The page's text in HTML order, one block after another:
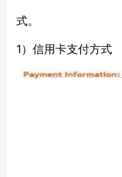
式。
1）信用卡支付方式